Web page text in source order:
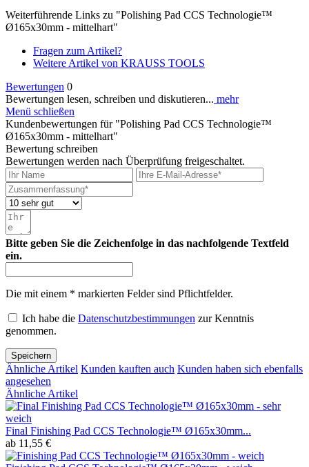
Weiterführende Links zu "Polishing Pad CCS Technologie™
Ø165x30mm - mittelhart"
Fragen zum Artikel?
Weitere Artikel von KRAUSS TOOLS
Bewertungen 0
Bewertungen lesen, schreiben und diskutieren... mehr
Menü schließen
Kundenbewertungen für "Polishing Pad CCS Technologie™
Ø165x30mm - mittelhart"
Bewertung schreiben
Bewertungen werden nach Überprüfung freigeschaltet.
Bitte geben Sie die Zeichenfolge in das nachfolgende Textfeld
ein.
Die mit einem * markierten Felder sind Pflichtfelder.
Ich habe die Datenschutzbestimmungen zur Kenntnis
genommen.
Speichern
Ähnliche Artikel Kunden kauften auch Kunden haben sich ebenfalls
angesehen
Ähnliche Artikel
Final Finishing Pad CCS Technologie™ Ø165x30mm...
ab 11,55 €